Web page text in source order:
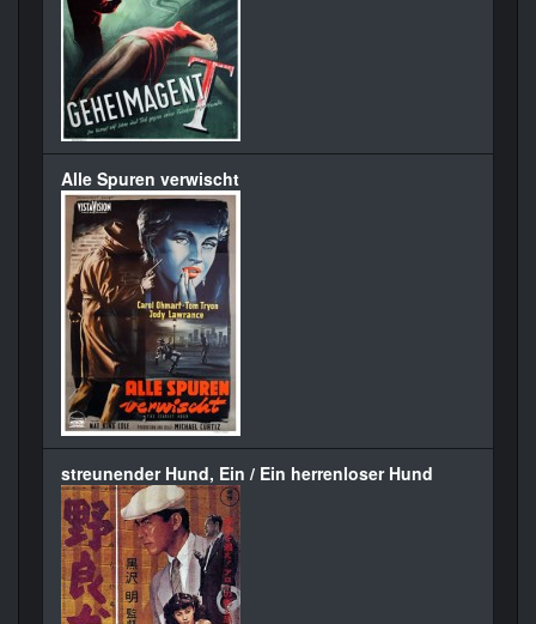
Alle Spuren verwischt
streunender Hund, Ein / Ein herrenloser Hund